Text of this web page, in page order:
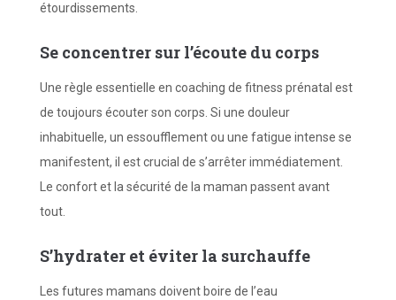
étourdissements.
Se concentrer sur l’écoute du corps
Une règle essentielle en coaching de fitness prénatal est
de toujours écouter son corps. Si une douleur
inhabituelle, un essoufflement ou une fatigue intense se
manifestent, il est crucial de s’arrêter immédiatement.
Le confort et la sécurité de la maman passent avant
tout.
S’hydrater et éviter la surchauffe
Les futures mamans doivent boire de l’eau